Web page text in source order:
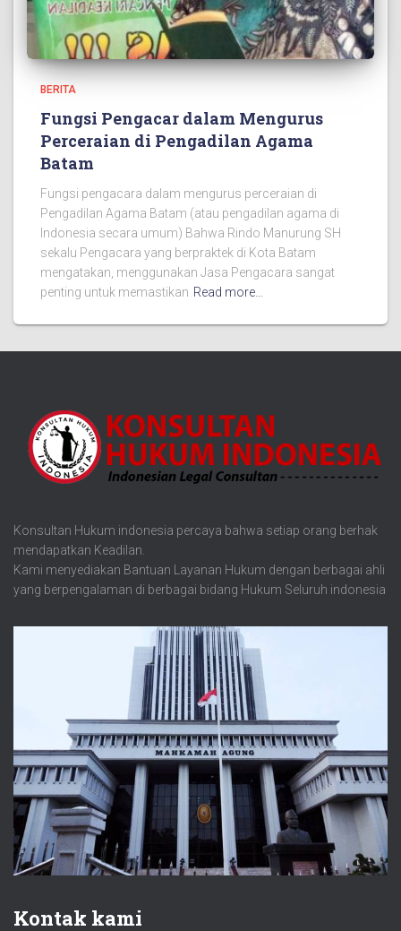
BERITA
Fungsi Pengacar dalam Mengurus
Perceraian di Pengadilan Agama
Batam
Fungsi pengacara dalam mengurus perceraian di
Pengadilan Agama Batam (atau pengadilan agama di
Indonesia secara umum) Bahwa Rindo Manurung SH
sekalu Pengacara yang berpraktek di Kota Batam
mengatakan, menggunakan Jasa Pengacara sangat
penting untuk memastikan Read more…
Konsultan Hukum indonesia percaya bahwa setiap orang berhak
mendapatkan Keadilan.
Kami menyediakan Bantuan Layanan Hukum dengan berbagai ahli
yang berpengalaman di berbagai bidang Hukum Seluruh indonesia
Kontak kami